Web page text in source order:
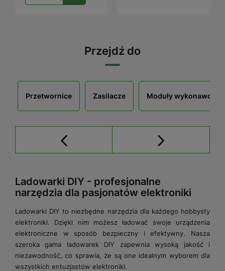
Przejdź do
Przetwornice Zasilacze Moduły wykonawcze
Ladowarki DIY - profesjonalne
narzędzia dla pasjonatów elektroniki
Ladowarki DIY to niezbędne narzędzia dla każdego hobbysty
elektroniki. Dzięki nim możesz ładować swoje urządzenia
elektroniczne w sposób bezpieczny i efektywny. Nasza
szeroka gama ladowarek DIY zapewnia wysoką jakość i
niezawodność, co sprawia, że są one idealnym wyborem dla
wszystkich entuzjastów elektroniki.